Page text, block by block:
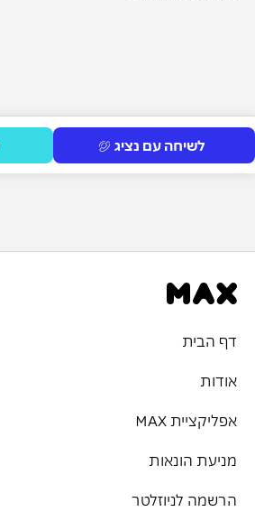
לשיחה עם נציג
דף הבית
אודות
אפליקציית MAX
מניעת הונאות
הרשמה לניוזלטר